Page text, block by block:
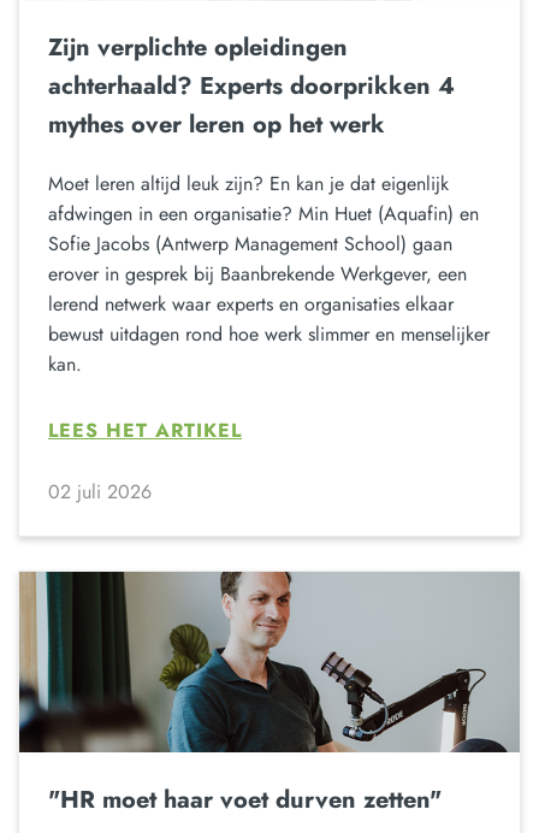
Zijn verplichte opleidingen
achterhaald? Experts doorprikken 4
mythes over leren op het werk
Moet leren altijd leuk zijn? En kan je dat eigenlijk
afdwingen in een organisatie? Min Huet (Aquafin) en
Sofie Jacobs (Antwerp Management School) gaan
erover in gesprek bij Baanbrekende Werkgever, een
lerend netwerk waar experts en organisaties elkaar
bewust uitdagen rond hoe werk slimmer en menselijker
kan.
LEES HET ARTIKEL
02 juli 2026
"HR moet haar voet durven zetten"